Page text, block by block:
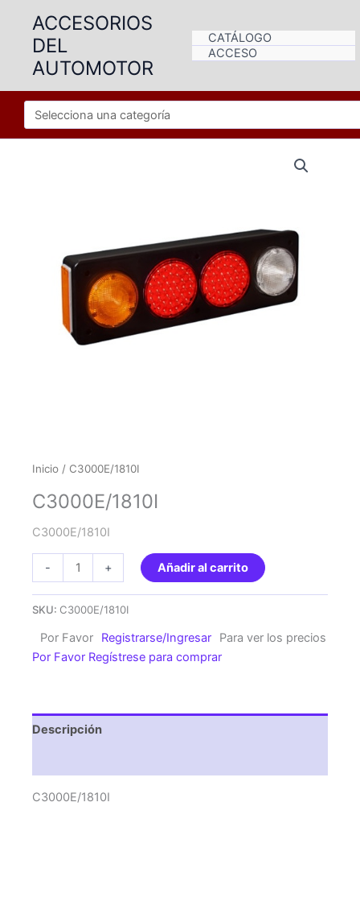
contenido
ACCESORIOS
DEL
AUTOMOTOR
CATÁLOGO
ACCESO
Inicio / C3000E/1810I
C3000E/1810I
C3000E/1810I
-
C3000E/1810I
cantidad
+ Añadir al carrito
SKU: C3000E/1810I
Por Favor Registrarse/Ingresar
Para ver los precios
Por Favor Regístrese para comprar
Descripción
C3000E/1810I